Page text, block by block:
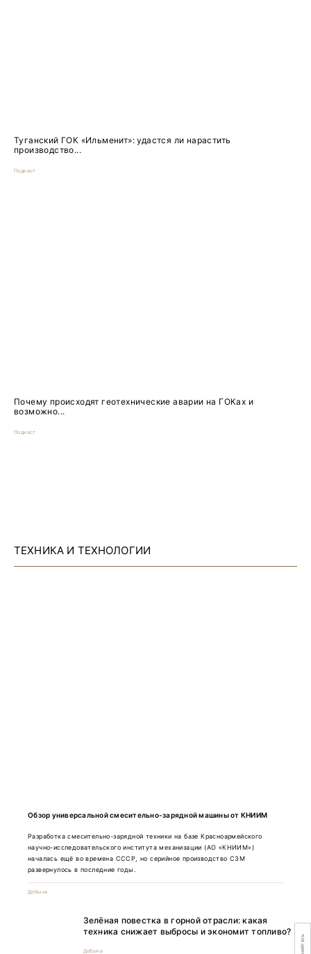
Туганский ГОК «Ильменит»: удастся ли нарастить
производство...
Подкаст
Почему происходят геотехнические аварии на ГОКах и
возможно...
Подкаст
ТЕХНИКА И ТЕХНОЛОГИИ
Обзор универсальной смесительно-зарядной машины от КНИИМ
Разработка смесительно-зарядной техники на базе Красноармейского
научно-исследовательского института механизации (АО «КНИИМ»)
началась ещё во времена СССР, но серийное производство СЗМ
развернулось в последние годы.
Добыча
Зелёная повестка в горной отрасли: какая
техника снижает выбросы и экономит топливо?
Добыча